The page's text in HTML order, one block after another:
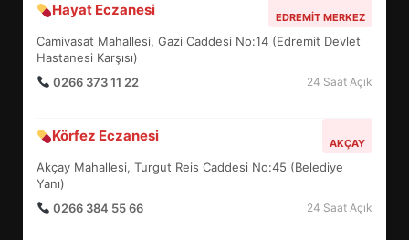
Hayat Eczanesi EDREMIT MERKEZ
Camivasat Mahallesi, Gazi Caddesi No:14 (Edremit Devlet
Hastanesi Karşısı)
0266 373 11 22
24 Saat Açık
Körfez Eczanesi AKÇAY
Akçay Mahallesi, Turgut Reis Caddesi No:45 (Belediye
Yanı)
0266 384 55 66
24 Saat Açık
5
BALIKESİR MÜZELERİNDE SÜRE
UZATILDI: NE DEĞİŞTİ?
6
TURNUVASI KAYITLARI NEYİ